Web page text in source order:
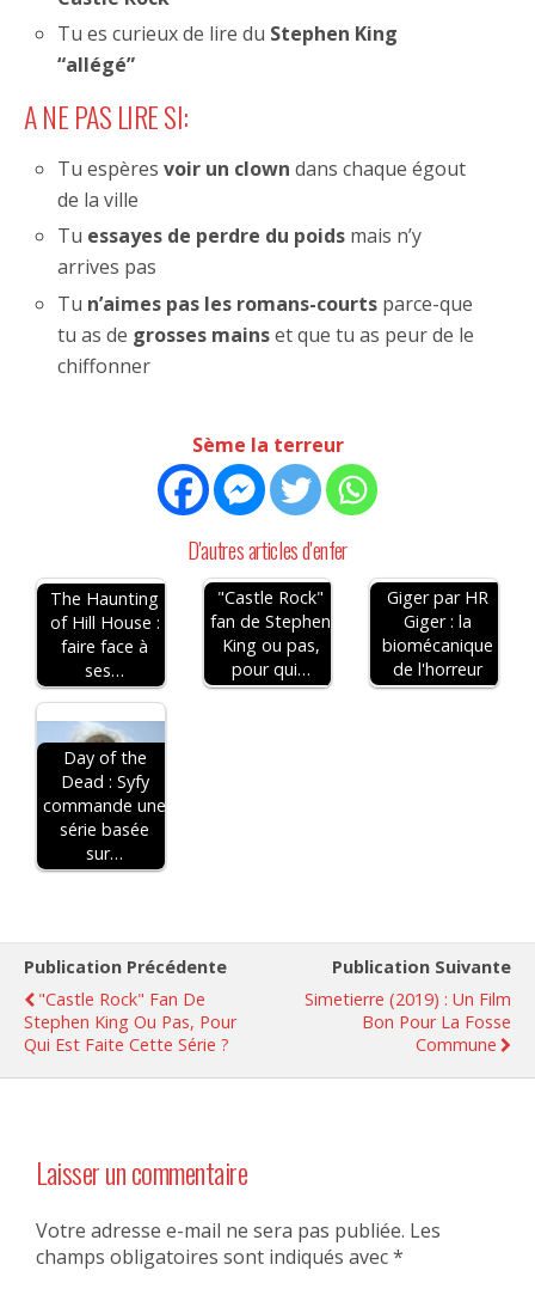
Tu es curieux de lire du Stephen King
“allégé”
A NE PAS LIRE SI:
Tu espèresvoir un clown dans chaque égout
de la ville
Tu essayes de perdre du poids mais n’y
arrives pas
Tu n’aimes pas les romans-courts parce-que
tu as de grosses mainset que tu as peur de le
chiffonner
Sème la terreur
D'autres articles d'enfer
The Haunting
of Hill House :
faire face à
ses…
"Castle Rock"
fan de Stephen
King ou pas,
pour qui…
Giger par HR
Giger : la
biomécanique
de l'horreur
Day of the
Dead : Syfy
commande une
série basée
sur…
Publication Précédente
"Castle Rock" Fan De
Stephen King Ou Pas, Pour
Qui Est Faite Cette Série ?
Publication Suivante
Simetierre (2019) : Un Film
Bon Pour La Fosse
Commune
Laisser un commentaire
Votre adresse e-mail ne sera pas publiée. Les
champs obligatoires sont indiqués avec*